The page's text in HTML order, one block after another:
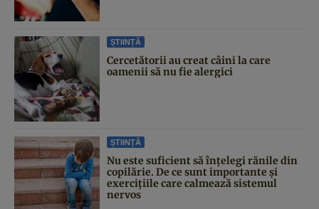
ȘTIINȚĂ
Cercetătorii au creat câini la care
oamenii să nu fie alergici
ȘTIINȚĂ
Nu este suficient să înțelegi rănile din
copilărie. De ce sunt importante și
exercițiile care calmează sistemul
nervos